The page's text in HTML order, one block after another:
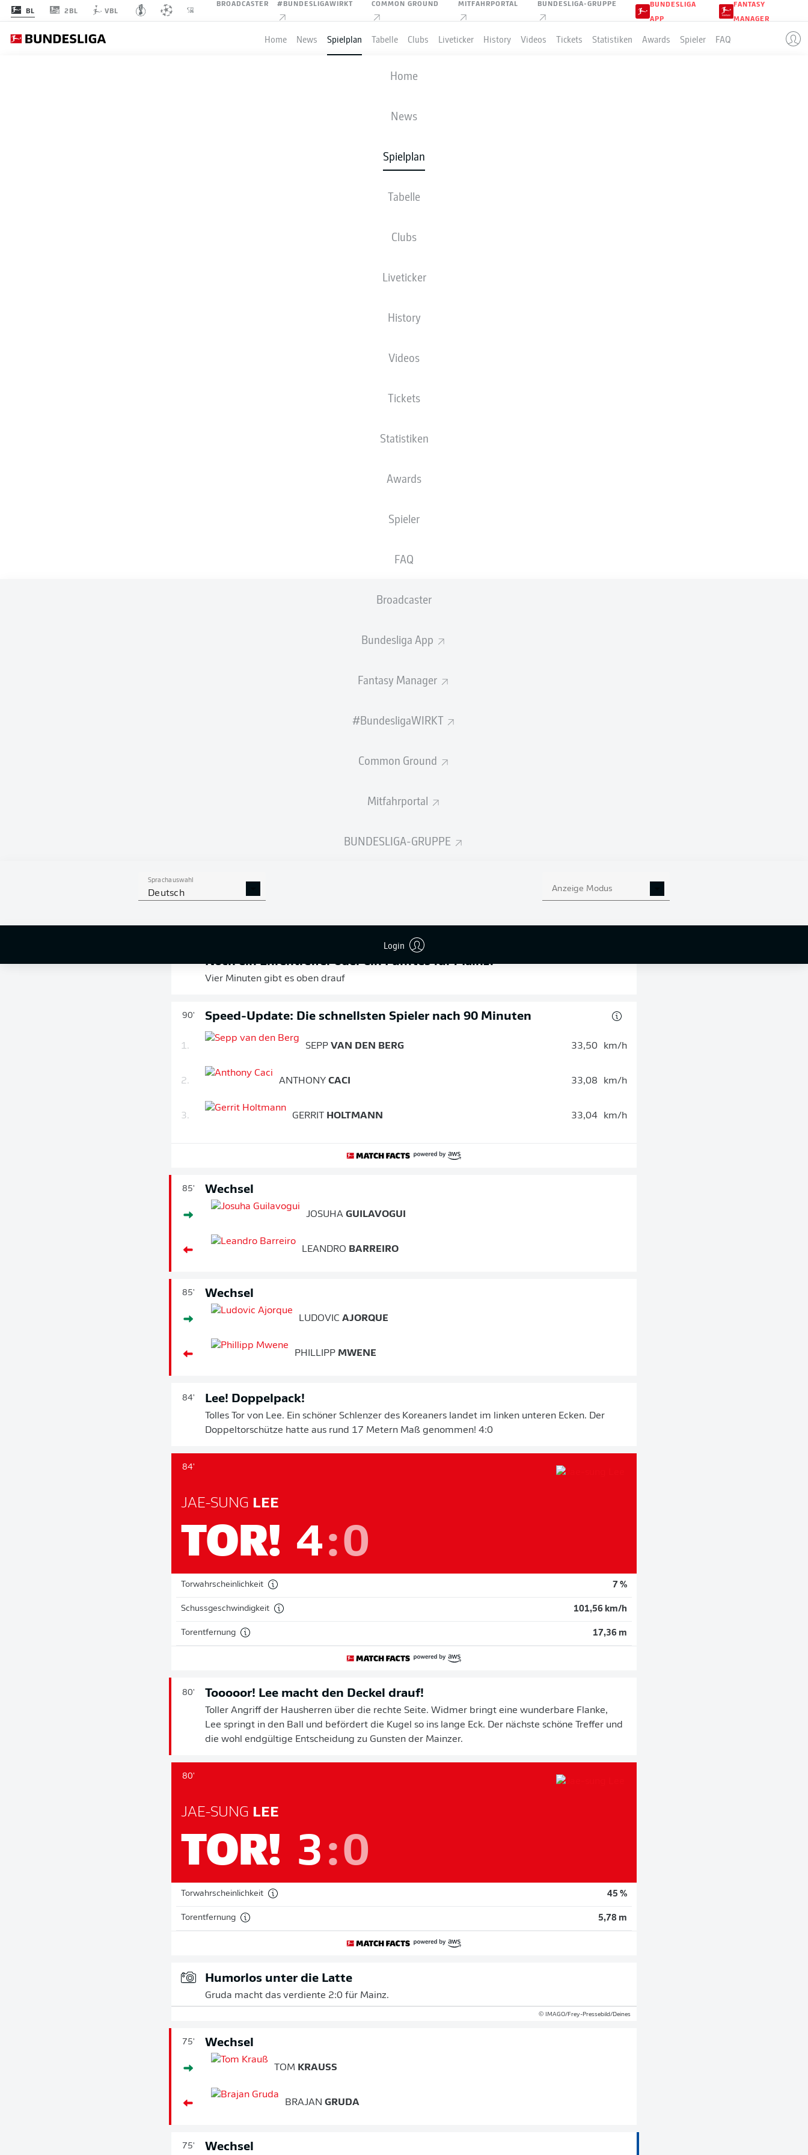
BL 2BL VBL
BROADCASTER #BUNDESLIGAWIRKT COMMON GROUND MITFAHRPORTAL BUNDESLIGA-GRUPPE
BUNDESLIGA
APP
FANTASY
MANAGER
Home News Spielplan Tabelle Clubs Liveticker History Videos Tickets Statistiken Awards Spieler FAQ
Home
News
Spielplan
Tabelle
Clubs
Liveticker
History
Videos
Tickets
Statistiken
Awards
Spieler
FAQ
Broadcaster
Bundesliga App
Fantasy Manager
#BundesligaWIRKT
Common Ground
Mitfahrportal
BUNDESLIGA-GRUPPE
Sprachauswahl
Deutsch Anzeige Modus
Login
1. FSV MAINZ 05
4 0
AUFSTELLUNGEN
MEWA ARENA(33.000 Zuschauer)
Mainz gewinnt hier am Ende hochverdient und deutlich. Das 3:0 kam einer Vorentscheidung
Stattdessen kürte sich Lee mit seinem Doppelpack endgültig zum Mann des Spiels.
Noch ein Ehrentreffer oder ein Fünftes für Mainz?
Vier Minuten gibt es oben drauf
90' Speed-Update: Die schnellsten Spieler nach 90 Minuten
1. SEPP VAN DEN BERG 33,50 km/h
2. ANTHONY CACI 33,08 km/h
3. GERRIT HOLTMANN 33,04 km/h
85' Wechsel
JOSUHA GUILAVOGUI
LEANDRO BARREIRO
85' Wechsel
LUDOVIC AJORQUE
PHILLIPP MWENE
84' Lee! Doppelpack!
Tolles Tor von Lee. Ein schöner Schlenzer des Koreaners landet im linken unteren Ecken. Der
Doppeltorschütze hatte aus rund 17 Metern Maß genommen! 4:0
84'
JAE-SUNG LEE
TOR! 4:0
Torwahrscheinlichkeit 7 %
Schussgeschwindigkeit 101,56 km/h
Torentfernung 17,36 m
80' Tooooor! Lee macht den Deckel drauf!
Toller Angriff der Hausherren über die rechte Seite. Widmer bringt eine wunderbare Flanke,
Lee springt in den Ball und befördert die Kugel so ins lange Eck. Der nächste schöne Treffer und
die wohl endgültige Entscheidung zu Gunsten der Mainzer.
80'
JAE-SUNG LEE
TOR! 3:0
Torwahrscheinlichkeit 45 %
Torentfernung 5,78 m
Humorlos unter die Latte
Gruda macht das verdiente 2:0 für Mainz.
© IMAGO/Frey-Pressebild/Deines
75' Wechsel
TOM KRAUSS
BRAJAN GRUDA
75' Wechsel